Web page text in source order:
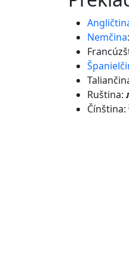
Nemčina:
Ruština:
Čínština: